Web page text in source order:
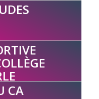
CA